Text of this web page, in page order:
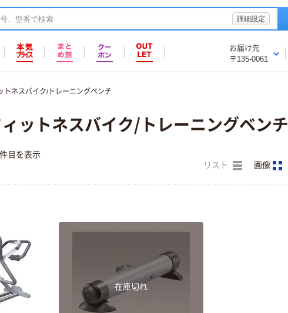
詳細設定
お届け先
〒135-0061
トネスバイク/トレーニングベンチ
ットネスバイク/トレーニングベンチ
目を表示
リスト 画像
在庫切れ